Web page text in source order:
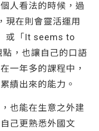
人看法的時候，過
現在則會靈活運用
或「It seems to
，也讓自己的口語
一年多的課程中，
績出來的能力。
也能在生意之外建
己更熟悉外國文